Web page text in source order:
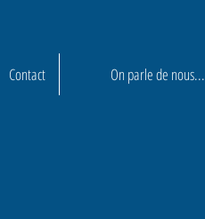
Contact On parle de nous...